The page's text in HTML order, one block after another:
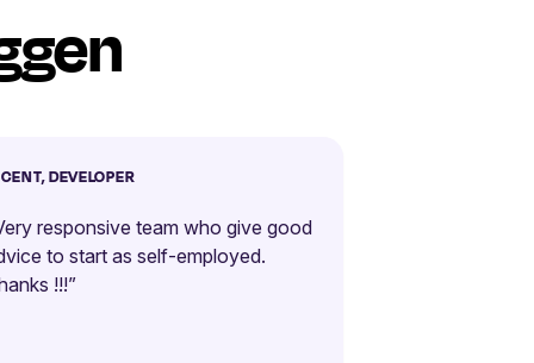
DEVELOPER
responsive team who give good
to start as self-employed.
!!!”